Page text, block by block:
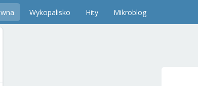
Wykopalisko Hity Mikroblog